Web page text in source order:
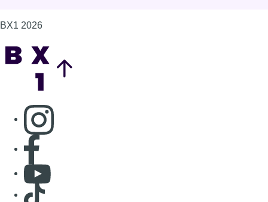
BX1 2026
Consulter page Instagram
Consulter page Facebook
Consulter Youtube
Consulter TikTok